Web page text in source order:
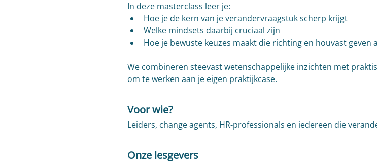
In deze masterclass leer je:
Hoe je de kern van je verandervraagstuk scherp krijgt
Welke mindsets daarbij cruciaal zijn
Hoe je bewuste keuzes maakt die richting en houvast geven
We combineren steevast wetenschappelijke inzichten met
om te werken aan je eigen praktijkcase.
Voor wie?
Leiders, change agents, HR-professionals en iedereen die
Onze lesgevers